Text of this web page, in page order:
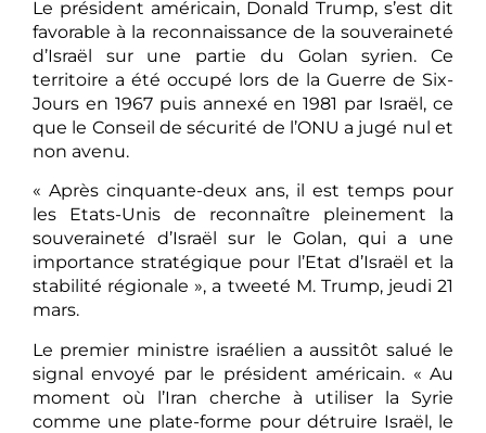
Le président américain, Donald Trump, s’est dit
favorable à la reconnaissance de la souveraineté
d’Israël sur une partie du Golan syrien. Ce
territoire a été occupé lors de la Guerre de Six-
Jours en 1967 puis annexé en 1981 par Israël, ce
que le Conseil de sécurité de l’ONU a jugé nul et
non avenu.
« Après cinquante-deux ans, il est temps pour
les Etats-Unis de reconnaître pleinement la
souveraineté d’Israël sur le Golan, qui a une
importance stratégique pour l’Etat d’Israël et la
stabilité régionale », a tweeté M. Trump, jeudi 21
mars.
Le premier ministre israélien a aussitôt salué le
signal envoyé par le président américain. « Au
moment où l’Iran cherche à utiliser la Syrie
comme une plate-forme pour détruire Israël, le